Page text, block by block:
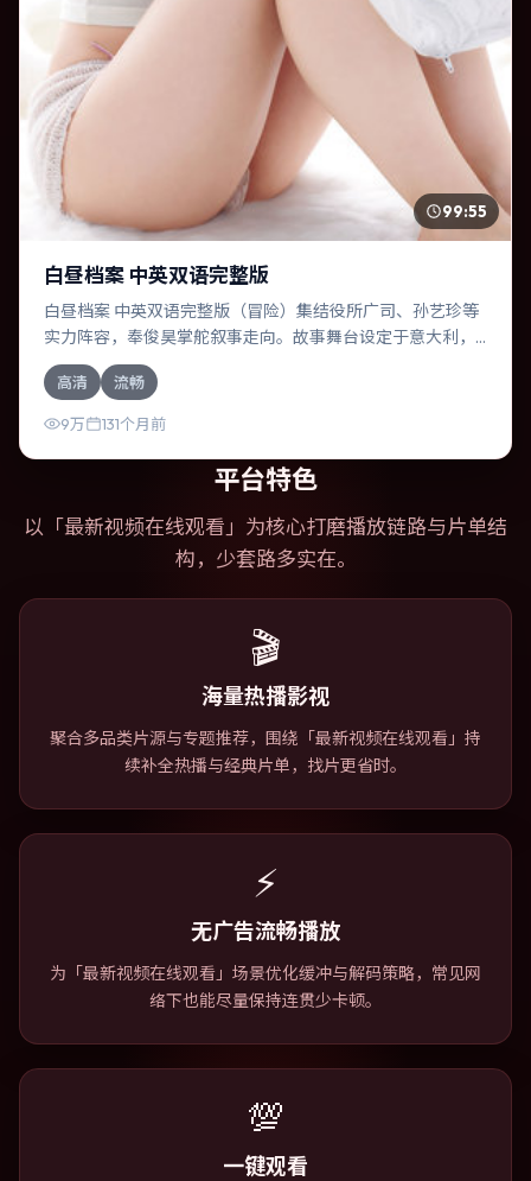
99:55
白昼档案 中英双语完整版
白昼档案 中英双语完整版（冒险）集结役所广司、孙艺珍等
实力阵容，奉俊昊掌舵叙事走向。故事舞台设定于意大利，
围绕一次意外选择展开连锁反应；配乐与色彩高度服务于主
题，结尾留白耐人寻味。
高清 流畅
9万 131个月前
平台特色
以「最新视频在线观看 」为核心打磨播放链路与片单结
构，少套路多实在。
🎬
海量热播影视
聚合多品类片源与专题推荐，围绕「最新视频在线观看」持
续补全热播与经典片单，找片更省时。
⚡
无广告流畅播放
为「最新视频在线观看」场景优化缓冲与解码策略，常见网
络下也能尽量保持连贯少卡顿。
💯
一键观看